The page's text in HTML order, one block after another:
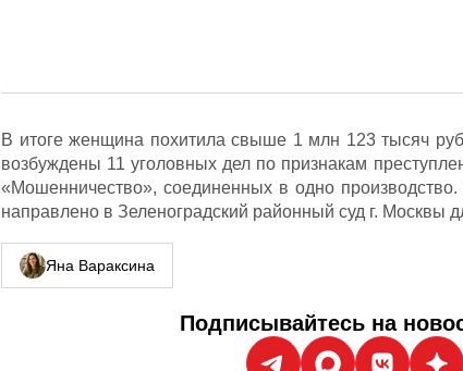
В итоге женщина похитила свыше 1 млн 123 тысяч
возбуждены 11 уголовных дел по признакам
«Мошенничество», соединенных в одно
направлено в Зеленоградский районный суд г. Москвы
Яна Вараксина
Подписывайтесь на